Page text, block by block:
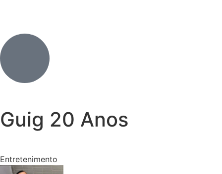
Guig 20 Anos
Entretenimento